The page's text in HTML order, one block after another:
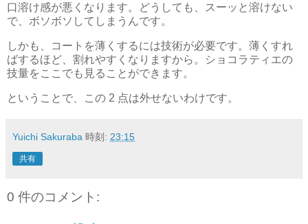
口溶け感が悪くなります。どうしても、スーッと溶けない
で、ボソボソしてしまうんです。
しかも、コートを薄くするには技術が必要です。薄くすれ
ばするほど、割れやすくなりますから。ショコラティエの
技量をここでも見ることができます。
ということで、この 2 点は外せないわけです。
Yuichi Sakuraba 時刻: 23:15
共有
0 件のコメント: